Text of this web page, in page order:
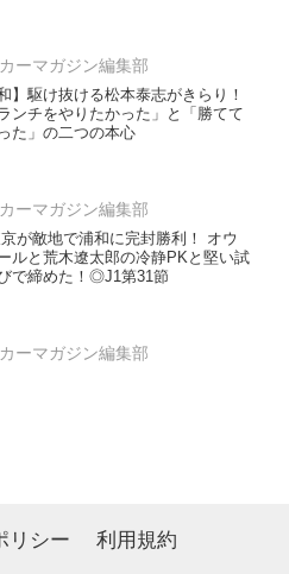
ーマガジン編集部
和】駆け抜ける松本泰志がきらり！
ランチをやりたかった」と「勝てて
た」の二つの本心
ーマガジン編集部
京が敵地で浦和に完封勝利！ オウ
ルと荒木遼太郎の冷静PKと堅い試
で締めた！◎J1第31節
ーマガジン編集部
リシー 利用規約